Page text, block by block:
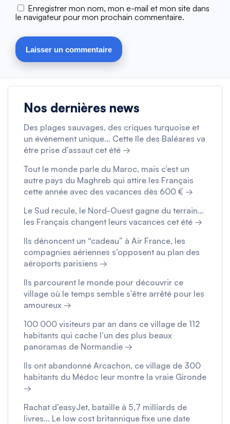
Enregistrer mon nom, mon e-mail et mon site dans
le navigateur pour mon prochain commentaire.
Nos dernières news
Des plages sauvages, des criques turquoise et
un événement unique… Cette île des Baléares va
être prise d’assaut cet été →
Tout le monde parle du Maroc, mais c’est un
autre pays du Maghreb qui attire les Français
cette année avec des vacances dès 600 € →
Le Sud recule, le Nord-Ouest gagne du terrain…
les Français changent leurs vacances cet été →
Ils dénoncent un “cadeau” à Air France, les
compagnies aériennes s’opposent au plan des
aéroports parisiens →
Ils parcourent le monde pour découvrir ce
village où le temps semble s’être arrêté pour les
amoureux →
100 000 visiteurs par an dans ce village de 112
habitants qui cache l’un des plus beaux
panoramas de Normandie →
Ils ont abandonné Arcachon, ce village de 300
habitants du Médoc leur montre la vraie Gironde
→
Rachat d’easyJet, bataille à 5,7 milliards de
livres… Le low cost britannique fixe une date